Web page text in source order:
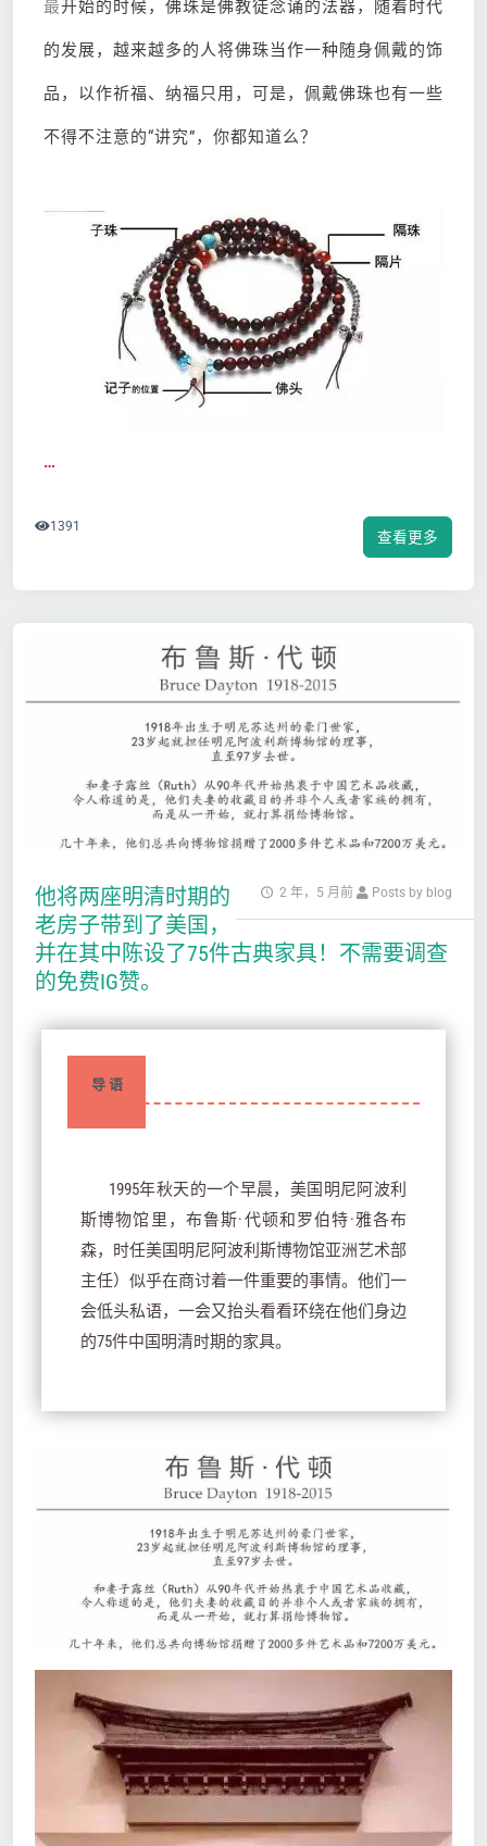
最开始的时候，佛珠是佛教徒念诵的法器，随着时代
的发展，越来越多的人将佛珠当作一种随身佩戴的饰
品，以作祈福、纳福只用，可是，佩戴佛珠也有一些
不得不注意的“讲究”，你都知道么？
…
查看更多
1391
2 年，5 月前 Posts by blog
他将两座明清时期的
老房子带到了美国，
并在其中陈设了75件古典家具！不需要调查
的免费IG赞。
导 语
1995年秋天的一个早晨，美国明尼阿波利
斯博物馆里，布鲁斯·代顿和罗伯特·雅各布
森，时任美国明尼阿波利斯博物馆亚洲艺术部
主任）似乎在商讨着一件重要的事情。他们一
会低头私语，一会又抬头看看环绕在他们身边
的75件中国明清时期的家具。